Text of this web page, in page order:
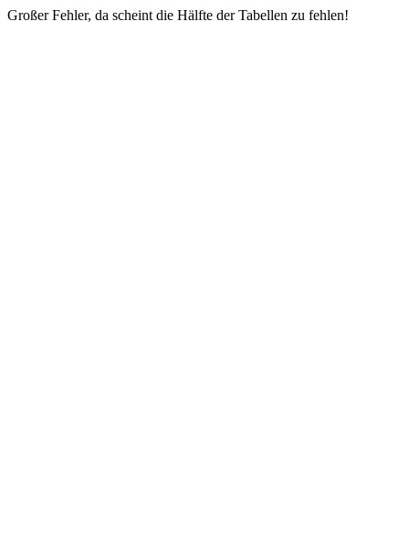
Großer Fehler, da scheint die Hälfte der Tabellen zu fehlen!